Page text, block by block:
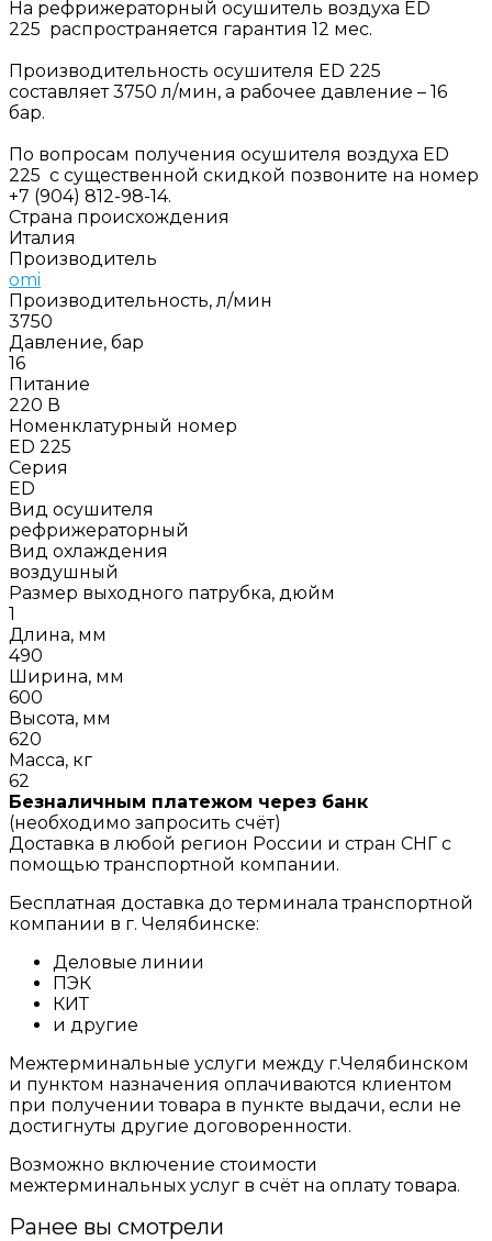
На рефрижераторный осушитель воздуха ED
225 распространяется гарантия 12 мес.
Производительность осушителя ED 225
составляет 3750 л/мин, а рабочее давление – 16
бар.
По вопросам получения осушителя воздуха ED
225 с существенной скидкой позвоните на номер
+7 (904) 812-98-14.
Страна происхождения
Италия
Производитель
omi
Производительность, л/мин
3750
Давление, бар
16
Питание
220 В
Номенклатурный номер
ED 225
Серия
ED
Вид осушителя
рефрижераторный
Вид охлаждения
воздушный
Размер выходного патрубка, дюйм
1
Длина, мм
490
Ширина, мм
600
Высота, мм
620
Масса, кг
62
Безналичным платежом через банк
(необходимо запросить счёт)
Доставка в любой регион России и стран СНГ с
помощью транспортной компании.
Бесплатная доставка до терминала транспортной
компании в г. Челябинске:
Деловые линии
ПЭК
КИТ
и другие
Межтерминальные услуги между г.Челябинском
и пунктом назначения оплачиваются клиентом
при получении товара в пункте выдачи, если не
достигнуты другие договоренности.
Возможно включение стоимости
межтерминальных услуг в счёт на оплату товара.
Ранее вы смотрели